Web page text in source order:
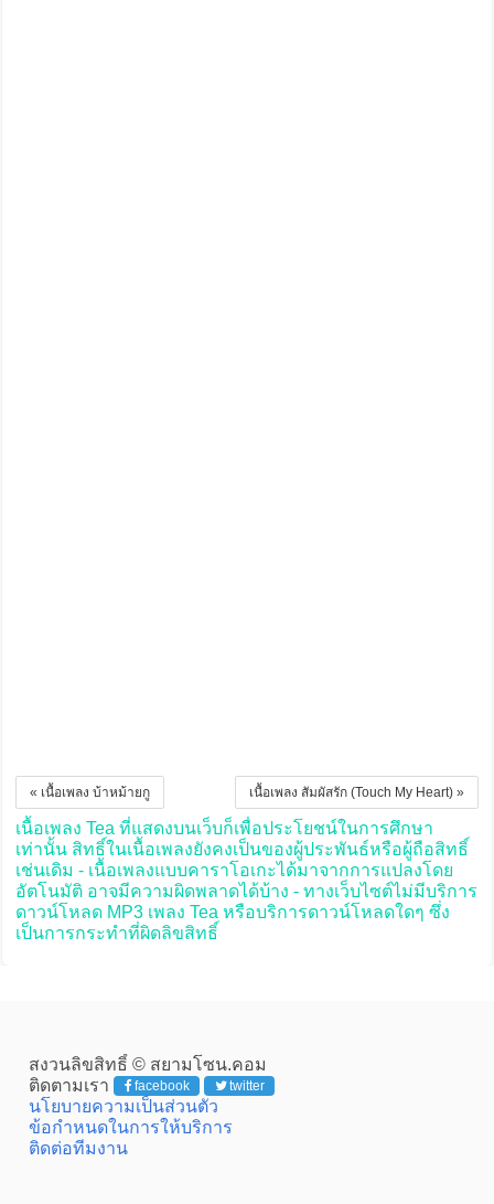
เนื้อเพลง สัมผัสรัก (Touch My Heart) »
« เนื้อเพลง บ้าหม้ายกู
เนื้อเพลง Tea ที่แสดงบนเว็บก็เพื่อประโยชน์ในการศึกษา
เท่านั้น สิทธิ์ในเนื้อเพลงยังคงเป็นของผู้ประพันธ์หรือผู้ถือสิทธิ์
เช่นเดิม - เนื้อเพลงแบบคาราโอเกะได้มาจากการแปลงโดย
อัตโนมัติ อาจมีความผิดพลาดได้บ้าง - ทางเว็บไซต์ไม่มีบริการ
ดาวน์โหลด MP3 เพลง Tea หรือบริการดาวน์โหลดใดๆ ซึ่ง
เป็นการกระทำที่ผิดลิขสิทธิ์
สงวนลิขสิทธิ์ © สยามโซน.คอม
ติดตามเรา
facebook twitter
นโยบายความเป็นส่วนตัว
ข้อกำหนดในการให้บริการ
ติดต่อทีมงาน